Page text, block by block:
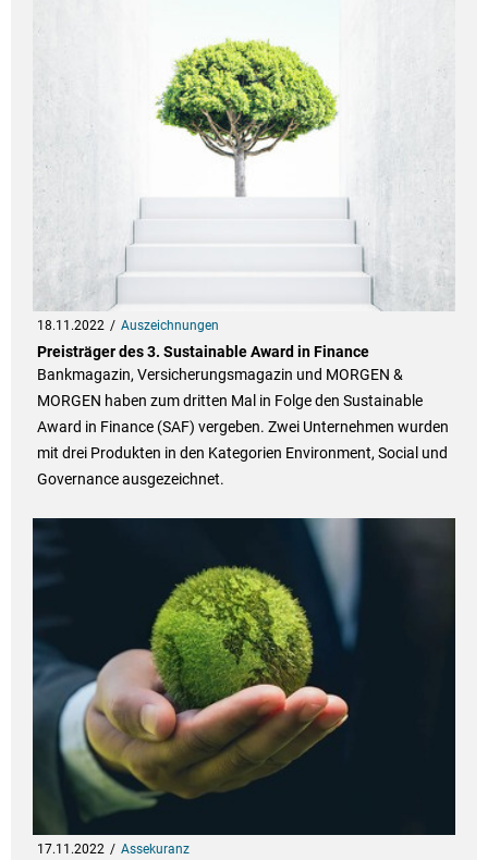
18.11.2022 Auszeichnungen
Preisträger des 3. Sustainable Award in Finance
Bankmagazin, Versicherungsmagazin und MORGEN &
MORGEN haben zum dritten Mal in Folge den Sustainable
Award in Finance (SAF) vergeben. Zwei Unternehmen wurden
mit drei Produkten in den Kategorien Environment, Social und
Governance ausgezeichnet.
17.11.2022 Assekuranz